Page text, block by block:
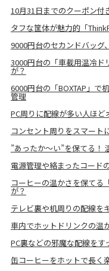
10月31日までのクーポン付
タフな筐体が魅力的「
9000円台のセカンドバッグ
3000円台の「車載用温冷
が？
6000円台の「BOXTAP」で
管理
PC周りに配線が多い人ほど
コンセント周りをスマート
”あったか〜い”を保てる！
電源管理や絡まったコード
コーヒーの温かさを保てる
が？
テレビ裏や机周りの配線を
車内でホットドリンクの温
PC裏などの邪魔な配線をす
缶コーヒーをホットで長く